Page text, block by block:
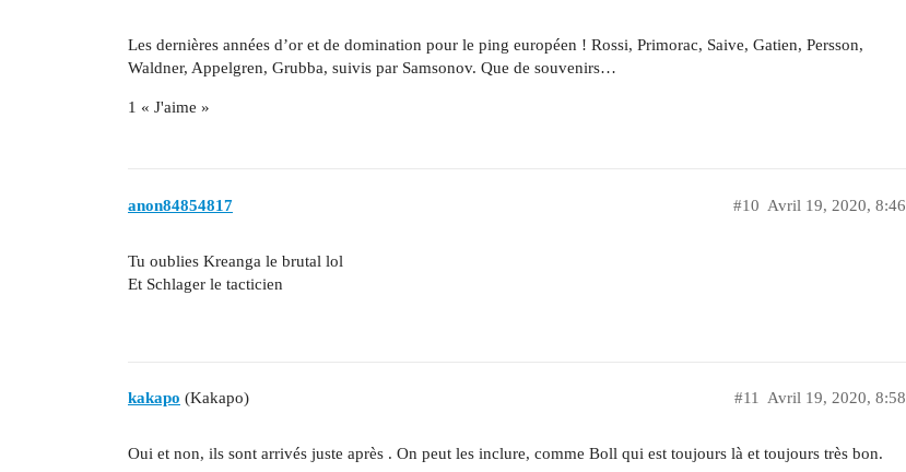
Les dernières années d’or et de domination pour le ping européen ! Rossi, Primorac, Saive, Gatien, Persson,
Waldner, Appelgren, Grubba, suivis par Samsonov. Que de souvenirs…
1 « J'aime »
anon84854817 Avril 19, 2020, 8:46
#10
Tu oublies Kreanga le brutal lol
Et Schlager le tacticien
kakapo (Kakapo) Avril 19, 2020, 8:58
#11
Oui et non, ils sont arrivés juste après . On peut les inclure, comme Boll qui est toujours là et toujours très bon.